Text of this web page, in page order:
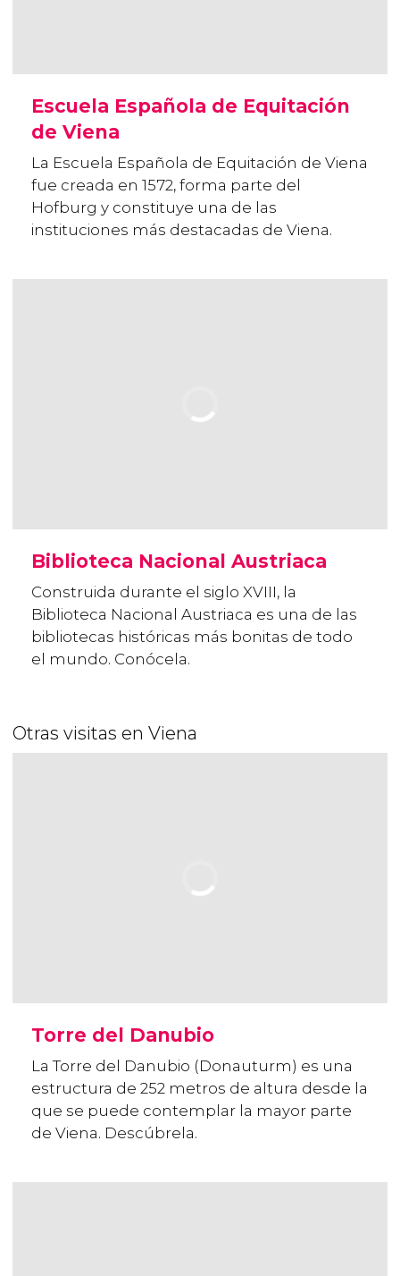
Escuela Española de Equitación
de Viena
La Escuela Española de Equitación de Viena
fue creada en 1572, forma parte del
Hofburg y constituye una de las
instituciones más destacadas de Viena.
Biblioteca Nacional Austriaca
Construida durante el siglo XVIII, la
Biblioteca Nacional Austriaca es una de las
bibliotecas históricas más bonitas de todo
el mundo. Conócela.
Otras visitas en Viena
Torre del Danubio
La Torre del Danubio (Donauturm) es una
estructura de 252 metros de altura desde la
que se puede contemplar la mayor parte
de Viena. Descúbrela.